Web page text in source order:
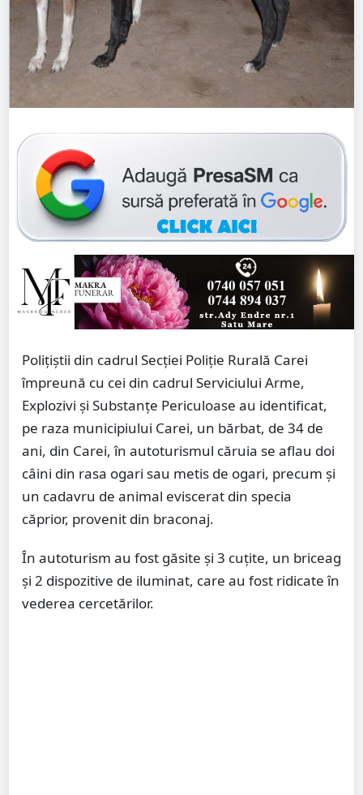
Polițiștii din cadrul Secției Poliție Rurală Carei
împreună cu cei din cadrul Serviciului Arme,
Explozivi și Substanțe Periculoase au identificat,
pe raza municipiului Carei, un bărbat, de 34 de
ani, din Carei, în autoturismul căruia se aflau doi
câini din rasa ogari sau metis de ogari, precum și
un cadavru de animal eviscerat din specia
căprior, provenit din braconaj.
În autoturism au fost găsite și 3 cuțite, un briceag
și 2 dispozitive de iluminat, care au fost ridicate în
vederea cercetărilor.